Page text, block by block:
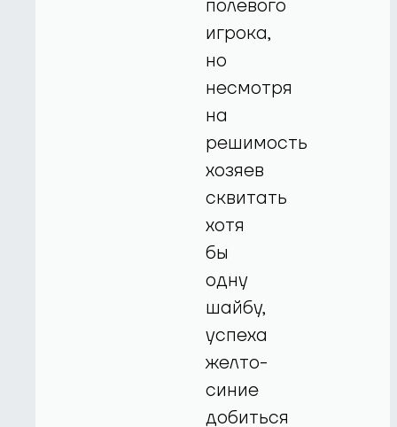
полевого
игрока,
но
несмотря
на
решимость
хозяев
сквитать
хотя
бы
одну
шайбу,
успеха
желто-
синие
добиться